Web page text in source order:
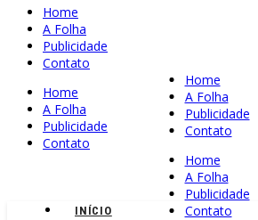
Home
A Folha
Publicidade
Contato
Home
A Folha
Publicidade
Contato
Home
A Folha
Publicidade
Contato
Home
A Folha
Publicidade
Contato
INÍCIO